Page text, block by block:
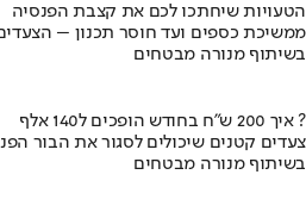
הטעויות שיחתכו לכם את קצבת הפנסיה
ממשיכת כספים ועד חוסר תכנון –
בשיתוף מנורה מבטחים
איך 200 ש"ח בחודש הופכים ל140 אלף ?
צעדים קטנים שיכולים לסגור את הבור
בשיתוף מנורה מבטחים